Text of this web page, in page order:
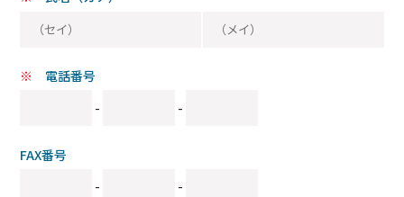
電話番号
-
-
FAX番号
-
-